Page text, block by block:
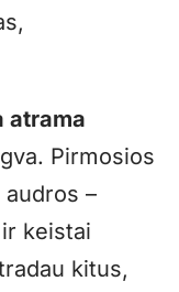
atrama
Pirmosios
–
keistai
kitus,